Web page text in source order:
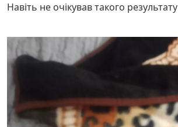
Навіть не очікував такого результату